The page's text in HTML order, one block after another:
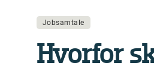
Jobsamtale
Hvorfor